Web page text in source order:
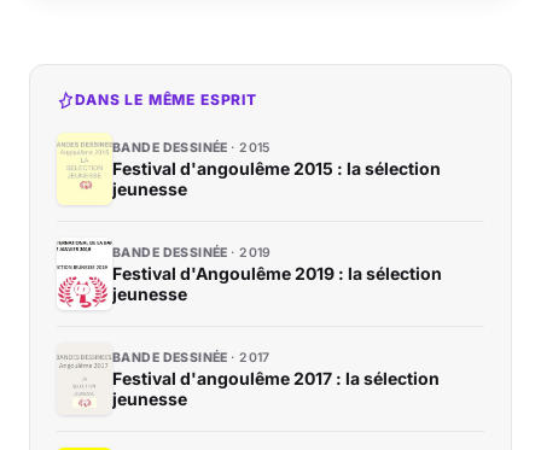
DANS LE MÊME ESPRIT
BANDE DESSINÉE 2015
Festival d'angoulême 2015 : la sélection
jeunesse
BANDE DESSINÉE 2019
Festival d'Angoulême 2019 : la sélection
jeunesse
BANDE DESSINÉE 2017
Festival d'angoulême 2017 : la sélection
jeunesse